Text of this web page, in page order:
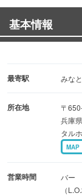
い。
基本情報
最寄駅 みな
所在地
〒
兵庫
タル
MAP
営業時間
バー
（